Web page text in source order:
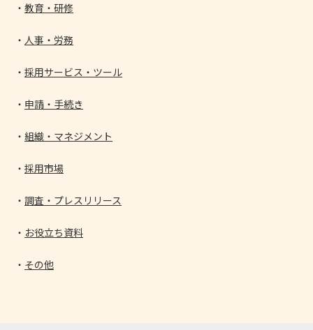
教育・研修
人事・労務
採用サービス・ツール
申請・手続き
組織・マネジメント
採用市場
調査・プレスリリース
お役立ち資料
その他